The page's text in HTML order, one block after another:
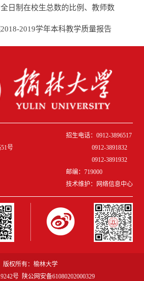
日制在校生总数的比例、教师数
2019学年本科教学质量报告
号
招生电话：0912-3896517
0912-3891832
0912-3891932
邮编：719000
技术维护：网络信息中心
版权所有：榆林大学
号 陕公网安备61080202000329